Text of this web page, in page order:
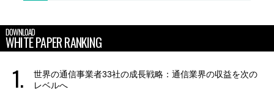
DOWNLOAD
WHITE PAPER RANKING
世界の通信事業者33社の成長戦略：通信業界の収益を次の
レベルへ